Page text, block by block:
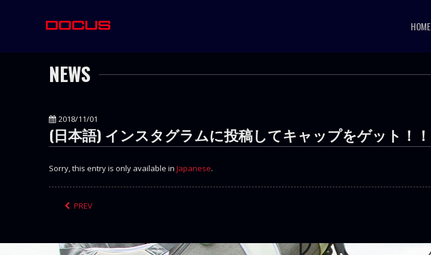
HOME
NEWS
2018/11/01
(日本語) インスタグラムに投稿してキャップをゲット！！
Sorry, this entry is only available in Japanese.
PREV